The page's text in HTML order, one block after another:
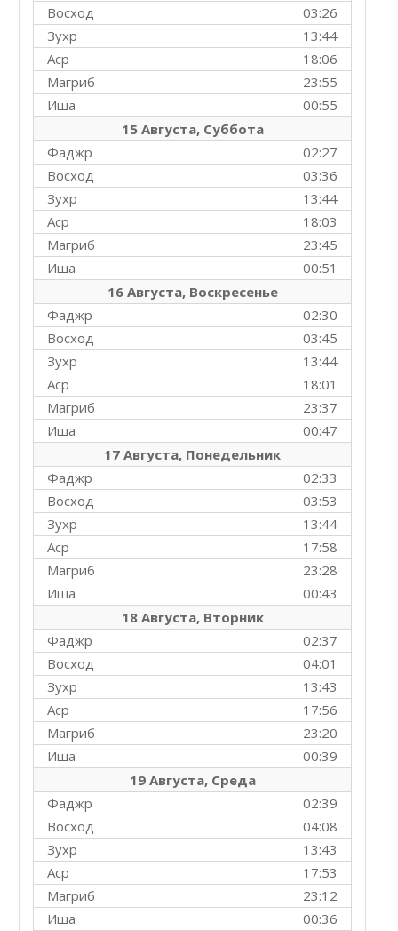
03:26
Восход
13:44
Зухр
18:06
Аср
23:55
Магриб
00:55
Иша
15 Августа, Суббота
02:27
Фаджр
03:36
Восход
13:44
Зухр
18:03
Аср
23:45
Магриб
00:51
Иша
16 Августа, Воскресенье
02:30
Фаджр
03:45
Восход
13:44
Зухр
18:01
Аср
23:37
Магриб
00:47
Иша
17 Августа, Понедельник
02:33
Фаджр
03:53
Восход
13:44
Зухр
17:58
Аср
23:28
Магриб
00:43
Иша
18 Августа, Вторник
02:37
Фаджр
04:01
Восход
13:43
Зухр
17:56
Аср
23:20
Магриб
00:39
Иша
19 Августа, Среда
02:39
Фаджр
04:08
Восход
13:43
Зухр
17:53
Аср
23:12
Магриб
00:36
Иша